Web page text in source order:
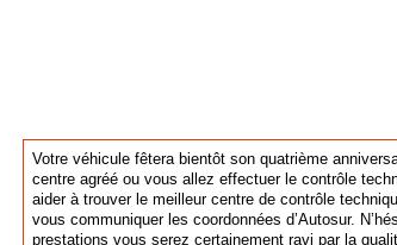
Votre véhicule fêtera bientôt son quatrième
centre agréé ou vous allez effectuer le contrôle
aider à trouver le meilleur centre de contrôle
vous communiquer les coordonnées d’Autosur.
prestations vous serez certainement ravi par la